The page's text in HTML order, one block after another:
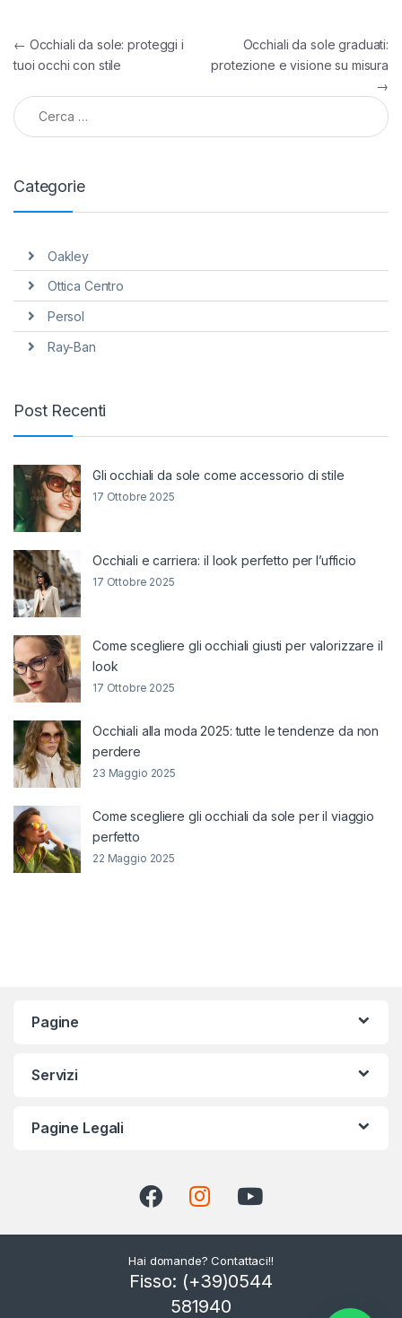
Navigazione articoli
← Occhiali da sole: proteggi i
tuoi occhi con stile
Occhiali da sole graduati:
protezione e visione su misura
→
Ricerca per:
Categorie
Oakley
Ottica Centro
Persol
Ray-Ban
Post Recenti
Gli occhiali da sole come accessorio di stile
17 Ottobre 2025
Occhiali e carriera: il look perfetto per l’ufficio
17 Ottobre 2025
Come scegliere gli occhiali giusti per valorizzare il
look
17 Ottobre 2025
Occhiali alla moda 2025: tutte le tendenze da non
perdere
23 Maggio 2025
Come scegliere gli occhiali da sole per il viaggio
perfetto
22 Maggio 2025
Pagine
Servizi
Pagine Legali
Hai domande? Contattaci!!
Fisso: (+39)0544
581940